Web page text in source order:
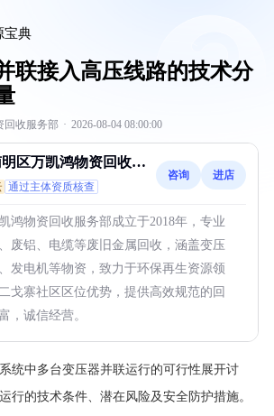
宝典
联接入高压线路的技术分
回收服务部 · 2026-08-04 08:00:00
区万凯鸿物资回收服
通过主体资质核查
咨询 进店
鸿物资回收服务部成立于2018年，专业
废铝、电缆等废旧金属回收，涵盖变压
发电机等物资，致力于环保再生资源领
戈寨社区区位优势，提供高效规范的回
，诚信经营。
统中多台变压器并联运行的可行性展开讨
行的技术条件、潜在风险及安全防护措施。